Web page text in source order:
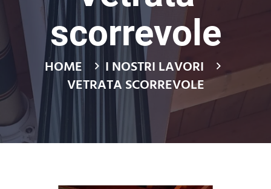
scorrevole
HOME
I NOSTRI LAVORI
VETRATA SCORREVOLE